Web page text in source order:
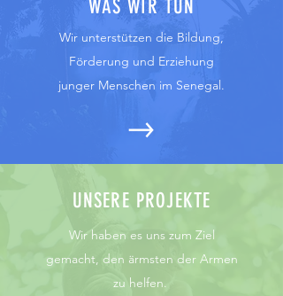
WAS WIR TUN
Wir unterstützen die Bildung,
Förderung und Erziehung
junger Menschen im Senegal.
UNSERE PROJEKTE
Wir haben es uns zum Ziel
gemacht, den ärmsten der Armen
zu helfen.